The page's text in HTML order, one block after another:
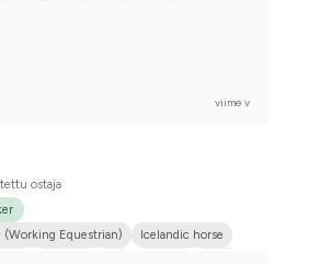
viime v
ostaja
(Working Equestrian)
Icelandic horse